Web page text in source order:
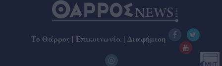
Το Θάρρος | Επικοινωνία | Διαφήμιση